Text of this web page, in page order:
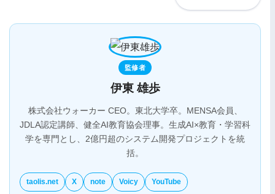
監修者
伊東 雄歩
株式会社ウォーカー CEO。東北大学卒。MENSA会員、
JDLA認定講師、健全AI教育協会理事。生成AI×教育・学習科
学を専門とし、2億円超のシステム開発プロジェクトを統
括。
taolis.net X note Voicy YouTube